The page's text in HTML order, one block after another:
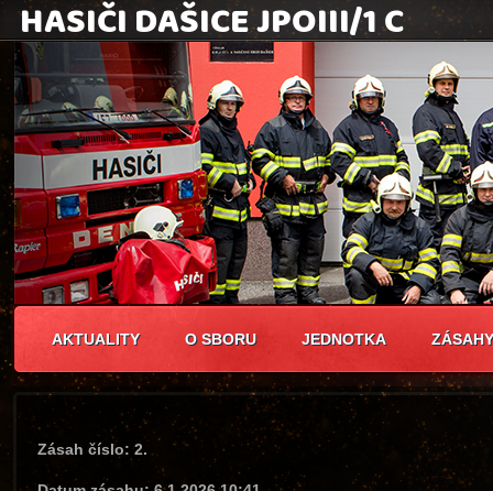
AKTUALITY O SBORU JEDNOTKA ZÁSAHY
Zásah číslo: 2.